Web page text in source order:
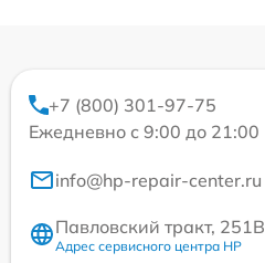
+7 (800) 301-97-75
Ежедневно с 9:00 до 21:00
info@hp-repair-center.ru
Павловский тракт, 251В
Адрес сервисного центра HP